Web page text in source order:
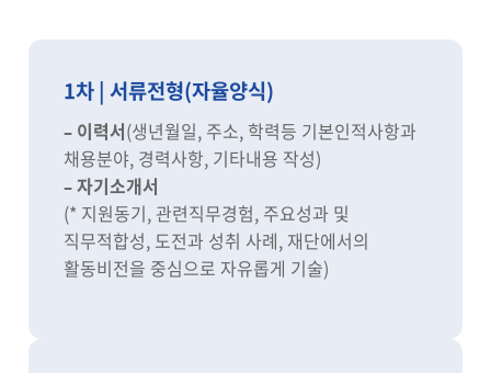
1차 | 서류전형(자율양식)
– 이력서(생년월일, 주소, 학력등 기본인적사항과
채용분야, 경력사항, 기타내용 작성)
– 자기소개서
(* 지원동기, 관련직무경험, 주요성과 및
직무적합성, 도전과 성취 사례, 재단에서의
활동비전을 중심으로 자유롭게 기술)